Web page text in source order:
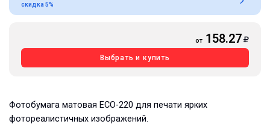
скидка 5%
от 158.27
Выбрать и купить
Фотобумага матовая ECO-220 для печати ярких
фотореалистичных изображений.